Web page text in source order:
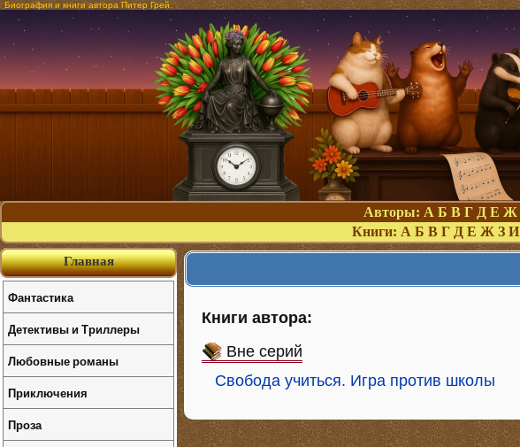
Биография и книги автора Питер Грей
Авторы: А Б В Г Д Е Ж
Книги: А Б В Г Д Е Ж З И
Книги автора:
Вне серий
Свобода учиться. Игра против школы
Главная
Фантастика
Детективы и Триллеры
Любовные романы
Приключения
Проза